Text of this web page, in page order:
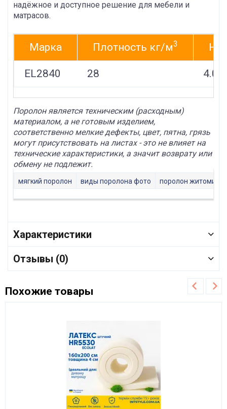
надёжное и доступное решение для мебели и
матрасов.
Марка Плотность кг/м3
EL2840 28 4.0-
Поролон является техническим (расходным)
материалом, а не готовым изделием,
соответственно мелкие дефекты, цвет, пятна, грязь
могут присутствовать на листах - это не влияет на
технические характеристики, а значит возврату или
обмену не подлежит.
мягкий поролон виды поролона фото поролон житомир
Характеристики
Отзывы (0)
Похожие товары